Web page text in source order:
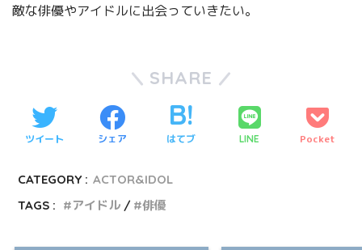
敵な俳優やアイドルに出会っていきたい。
SHARE
ツイート シェア はてブ LINE Pocket
CATEGORY : ACTOR&IDOL
TAGS :
アイドル 俳優